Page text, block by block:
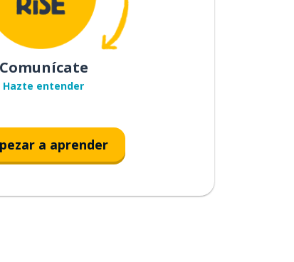
Comunícate
Hazte entender
a aprender